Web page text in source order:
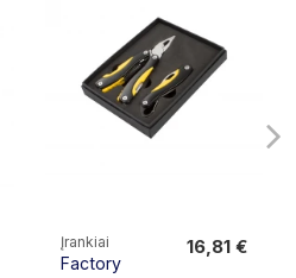
Įrankiai
Factory
16,81 €